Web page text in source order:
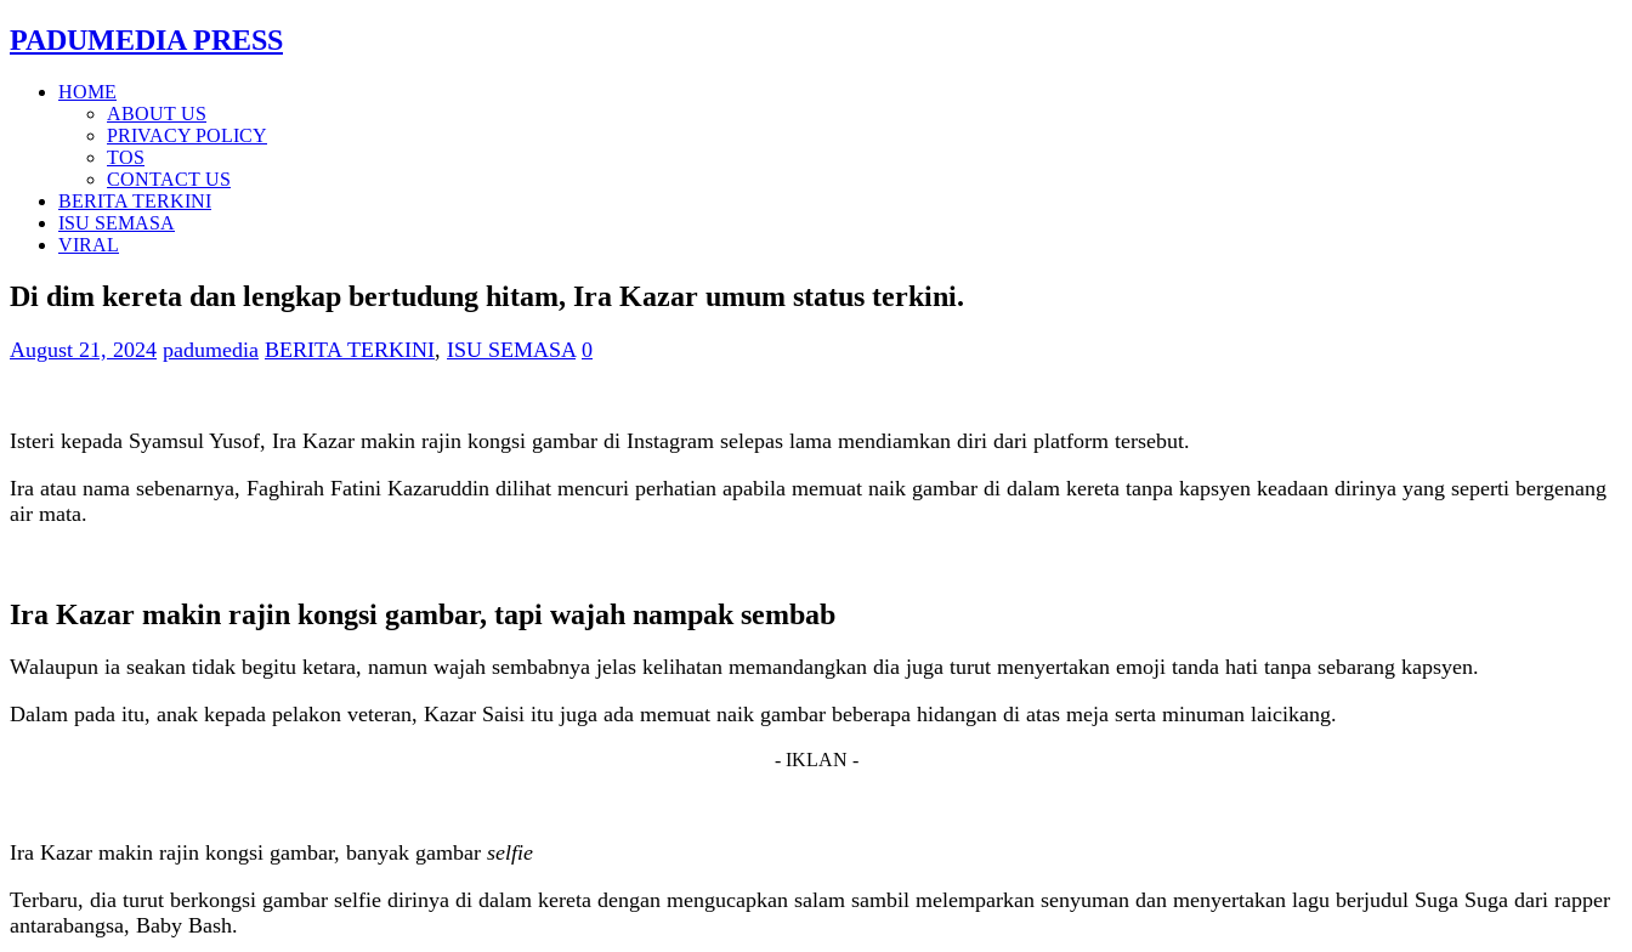
PADUMEDIA PRESS
HOME
ABOUT US
PRIVACY POLICY
TOS
CONTACT US
BERITA TERKINI
ISU SEMASA
VIRAL
Di dim kereta dan lengkap bertudung hitam, Ira Kazar umum status terkini.
August 21, 2024 padumedia BERITA TERKINI, ISU SEMASA 0
Isteri kepada Syamsul Yusof, Ira Kazar makin rajin kongsi gambar di Instagram selepas lama mendiamkan diri dari platform tersebut.
Ira atau nama sebenarnya, Faghirah Fatini Kazaruddin dilihat mencuri perhatian apabila memuat naik gambar di dalam kereta tanpa kapsyen keadaan dirinya yang seperti bergenang
air mata.
Ira Kazar makin rajin kongsi gambar, tapi wajah nampak sembab
Walaupun ia seakan tidak begitu ketara, namun wajah sembabnya jelas kelihatan memandangkan dia juga turut menyertakan emoji tanda hati tanpa sebarang kapsyen.
Dalam pada itu, anak kepada pelakon veteran, Kazar Saisi itu juga ada memuat naik gambar beberapa hidangan di atas meja serta minuman laicikang.
- IKLAN -
Ira Kazar makin rajin kongsi gambar, banyak gambar selfie
Terbaru, dia turut berkongsi gambar selfie dirinya di dalam kereta dengan mengucapkan salam sambil melemparkan senyuman dan menyertakan lagu berjudul Suga Suga dari rapper
antarabangsa, Baby Bash.